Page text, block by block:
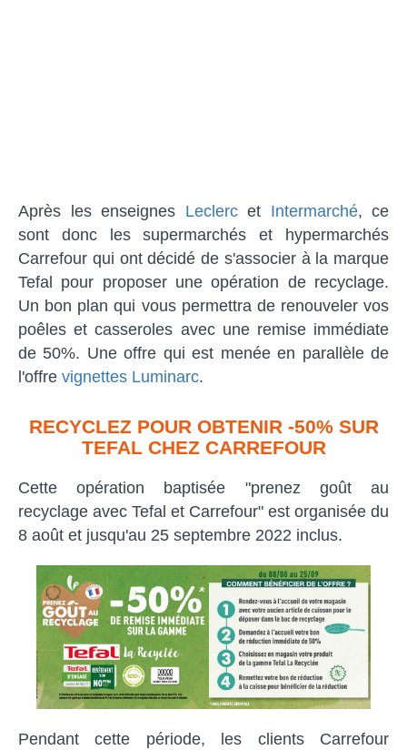
Après les enseignes Leclercet Intermarché, ce
sont donc les supermarchés et hypermarchés
Carrefour qui ont décidé de s'associer à la marque
Tefal pour proposer une opération de recyclage.
Un bon plan qui vous permettra de renouveler vos
poêles et casseroles avec une remise immédiate
de 50%. Une offre qui est menée en parallèle de
l'offre vignettes Luminarc.
RECYCLEZ POUR OBTENIR -50% SUR
TEFAL CHEZ CARREFOUR
Cette opération baptisée "prenez goût au
recyclage avec Tefal et Carrefour" est organisée du
8 août et jusqu'au 25 septembre 2022 inclus.
Pendant cette période, les clients Carrefour